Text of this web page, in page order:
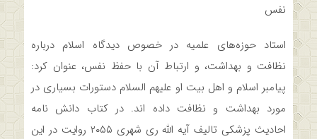
نفس
استاد حوزه‌های علمیه در خصوص دیدگاه اسلام درباره
نظافت و بهداشت، و ارتباط آن با حفظ نفس، عنوان کرد:
پیامبر اسلام و اهل بیت او علیهم السلام دستورات بسیاری در
مورد بهداشت و نظافت داده اند. در کتاب دانش نامه
احادیث پزشکی تالیف آیه الله ری شهری ۲۰۵۵ روایت در این